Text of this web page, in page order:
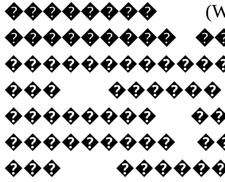
��������
���������
���
��������
���������
���